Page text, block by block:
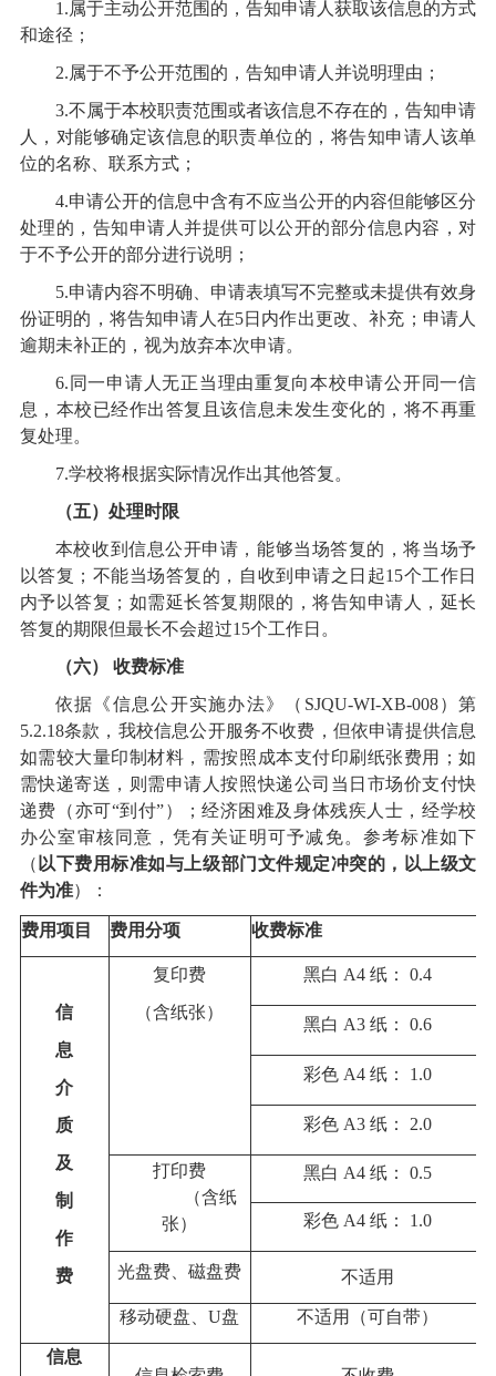
1.属于主动公开范围的，告知申请人获取该信息的方式
和途径；
2.属于不予公开范围的，告知申请人并说明理由；
3.不属于本校职责范围或者该信息不存在的，告知申请
人，对能够确定该信息的职责单位的，将告知申请人该单
位的名称、联系方式；
4.申请公开的信息中含有不应当公开的内容但能够区分
处理的，告知申请人并提供可以公开的部分信息内容，对
于不予公开的部分进行说明；
5.申请内容不明确、申请表填写不完整或未提供有效身
份证明的，将告知申请人在5日内作出更改、补充；申请人
逾期未补正的，视为放弃本次申请。
6.同一申请人无正当理由重复向本校申请公开同一信
息，本校已经作出答复且该信息未发生变化的，将不再重
复处理。
7.学校将根据实际情况作出其他答复。
（五）处理时限
本校收到信息公开申请，能够当场答复的，将当场予
以答复；不能当场答复的，自收到申请之日起15个工作日
内予以答复；如需延长答复期限的，将告知申请人，延长
答复的期限但最长不会超过15个工作日。
（六） 收费标准
依据《信息公开实施办法》（SJQU-WI-XB-008）第
5.2.18条款，我校信息公开服务不收费，但依申请提供信息
如需较大量印制材料，需按照成本支付印刷纸张费用；如
需快递寄送，则需申请人按照快递公司当日市场价支付快
递费（亦可“到付”）；经济困难及身体残疾人士，经学校
办公室审核同意，凭有关证明可予减免。参考标准如下
（ 以下费用标准如与上级部门文件规定冲突的，以上级文
件为准）：
费用项目 费用分项 收费标准
信
息
介
质
及
制
作
费
复印费
（含纸张）
黑白 A4 纸： 0.4
黑白 A3 纸： 0.6
彩色 A4 纸： 1.0
彩色 A3 纸： 2.0
打印费
（含纸
张）
黑白 A4 纸： 0.5
彩色 A4 纸： 1.0
光盘费 、磁盘费 不适用
移动硬盘、U盘 不适用（可自带）
信息